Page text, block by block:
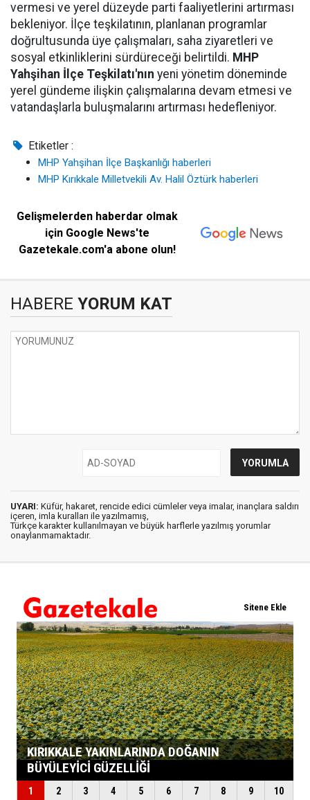
vermesi ve yerel düzeyde parti faaliyetlerini artırması
bekleniyor. İlçe teşkilatının, planlanan programlar
doğrultusunda üye çalışmaları, saha ziyaretleri ve
sosyal etkinliklerini sürdüreceği belirtildi. MHP
Yahşihan İlçe Teşkilatı'nın yeni yönetim döneminde
yerel gündeme ilişkin çalışmalarına devam etmesi ve
vatandaşlarla buluşmalarını artırması hedefleniyor.
Etiketler :
MHP Yahşihan İlçe Başkanlığı haberleri
MHP Kırıkkale Milletvekili Av. Halil Öztürk haberleri
Gelişmelerden haberdar olmak
için Google News'te
Gazetekale.com'a abone olun!
HABERE YORUM KAT
UYARI: Küfür, hakaret, rencide edici cümleler veya imalar, inançlara saldırı
içeren, imla kuralları ile yazılmamış,
Türkçe karakter kullanılmayan ve büyük harflerle yazılmış yorumlar
onaylanmamaktadır.